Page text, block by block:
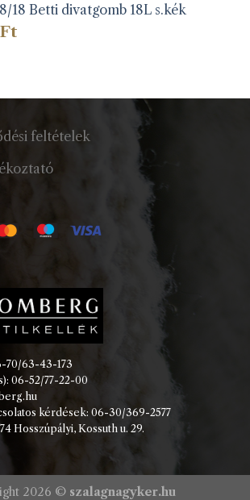
18 Betti divatgomb 18L s.kék
Ft
feltételek
70/63-43-173
06-52/77-22-00
kérdések: 06-30/369-2577
Hosszúpályi, Kossuth u. 29.
2026 © szalagnagyker.hu